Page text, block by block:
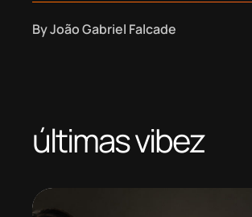
ByJoão Gabriel Falcade
últimas vibez